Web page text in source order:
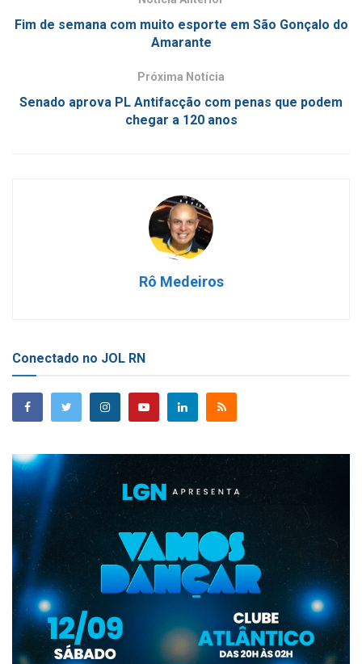
Fim de semana com muito esporte em São Gonçalo do
Amarante
Próxima Notícia
Senado aprova PL Antifacção com penas que podem
chegar a 120 anos
Rô Medeiros
Conectado no JOL RN